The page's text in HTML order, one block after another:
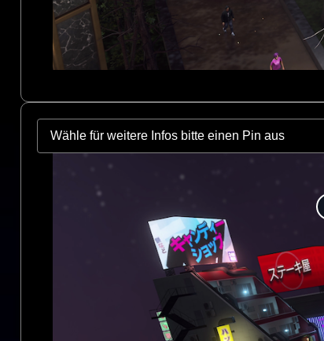
Wähle für weitere Infos bitte einen Pin aus